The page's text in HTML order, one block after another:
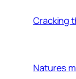
Cracking
Natures